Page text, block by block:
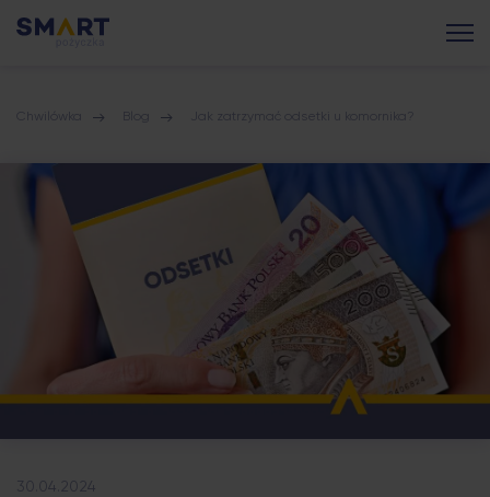
Chwilówka Blog Jak zatrzymać odsetki u komornika?
30.04.2024